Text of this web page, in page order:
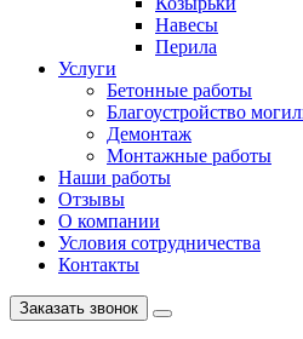
Навесы
Перила
Услуги
Бетонные работы
Благоустройство
Демонтаж
Монтажные работы
Наши работы
Отзывы
О компании
Условия сотрудничества
Контакты
Заказать звонок